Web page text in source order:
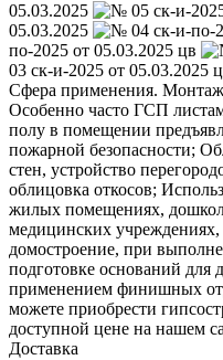
05.03.2025
05.03.2025
по-2025 от 05.03.2025 цв
03 ск-и-2025 от 05.03.2025
Сфера применения.
Особенно часто ГСП
полу в помещении
пожарной безопасности;
стен, устройство
облицовка откосов;
жилых помещениях,
медицинских учреждениях,
домостроение, при
подготовке оснований для
применением финишных
можете приобрести
доступной цене на нашем
Доставка